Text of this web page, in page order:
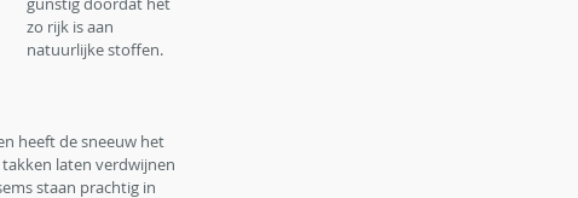
zo rijk is aan
natuurlijke stoffen.
heeft de sneeuw het
takken laten verdwijnen
staan prachtig in